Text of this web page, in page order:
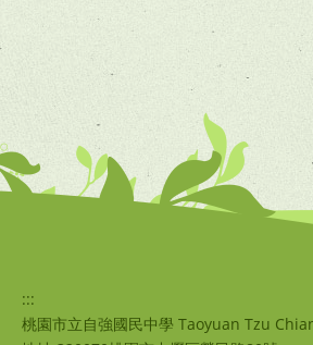
:::
桃園市立自強國民中學 Taoyuan Tzu